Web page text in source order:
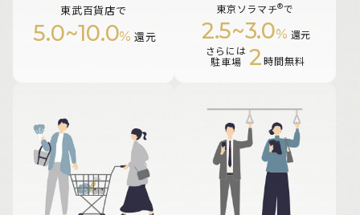
東武百貨店で
5.0~10.0% 還元
東京ソラマチ®で
2.5~3.0% 還元
さらには
駐車場 2時間無料